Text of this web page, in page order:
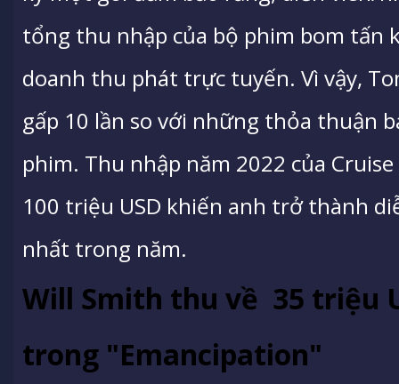
tổng thu nhập của bộ phim bom tấn
doanh thu phát trực tuyến. Vì vậy,
gấp 10 lần so với những thỏa thuận
phim. Thu nhập năm 2022 của
100 triệu USD khiến anh trở thành
nhất trong năm.
Will Smith thu về 35 triệu
trong "Emancipation"